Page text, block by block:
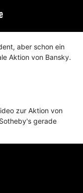
aber schon ein
Aktion von Bansky.
zur Aktion von
gerade